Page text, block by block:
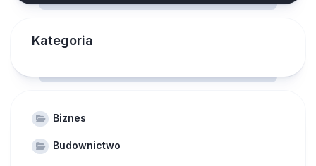
Kategoria
Biznes
Budownictwo